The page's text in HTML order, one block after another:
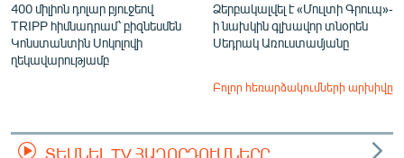
400 միլիոն դոլար բյուջեով
TRIPP հիմնադրամ՝ բիզնեսմեն
Կոնստանտին Սոկոլովի
ղեկավարությամբ
Ձերբակալվել է «Մուլտի Գրուպ»-
ի նախկին գլխավոր տնօրեն
Սեդրակ Առուստամյանը
Բոլոր հեռարձակումների արխիվը
ՏԵՍՆԵԼ TV ՀԱՂՈՐԴՈՒՄՆԵՐԸ